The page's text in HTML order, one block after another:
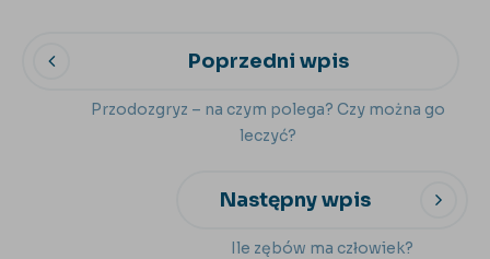
Poprzedni wpis
Przodozgryz – na czym polega? Czy można go
leczyć?
Następny wpis
Ile zębów ma człowiek?